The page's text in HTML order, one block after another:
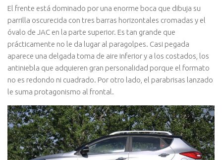
El frente está dominado por una enorme boca que dibuja su
parrilla oscurecida con tres barras horizontales cromadas y el
óvalo de JAC en la parte superior. Es tan grande que
prácticamente no le da lugar al paragolpes. Casi pegada
aparece una delgada toma de aire inferior y a los costados, los
antiniebla que adquieren gran personalidad porque el formato
no es redondo ni cuadrado. Por otro lado, el parabrisas lanzado
le suma protagonismo al frontal.